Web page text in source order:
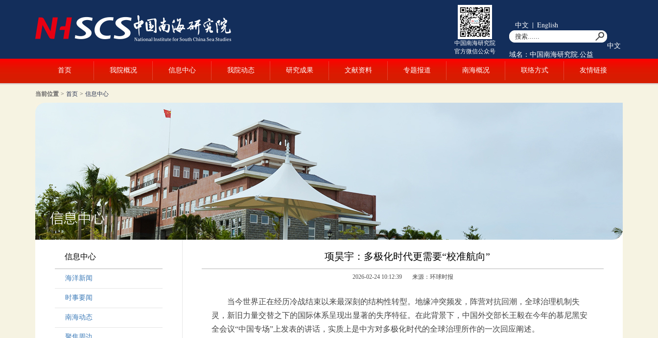
中国南海研究院
官方微信公众号
中文 | English
中文
域名：中国南海研究院.公益
首页 我院概况 信息中心 我院动态 研究成果 文献资料 专题报道 南海概况 联络方式 友情链接
当前位置 > 首页 > 信息中心
信息中心
海洋新闻
时事要闻
南海动态
项昊宇：多极化时代更需要“校准航向”
2026-02-24 10:12:39 来源：环球时报
当今世界正在经历冷战结束以来最深刻的结构性转型。地缘冲突频发，阵营对抗回潮，全球治理机制失
灵，新旧力量交替之下的国际体系呈现出显著的失序特征。在此背景下，中国外交部长王毅在今年的慕尼黑安
全会议“中国专场”上发表的讲话，实质上是中方对多极化时代的全球治理所作的一次回应阐述。